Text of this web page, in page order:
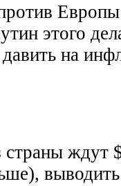
Европы
этого
давить на
страны ждут